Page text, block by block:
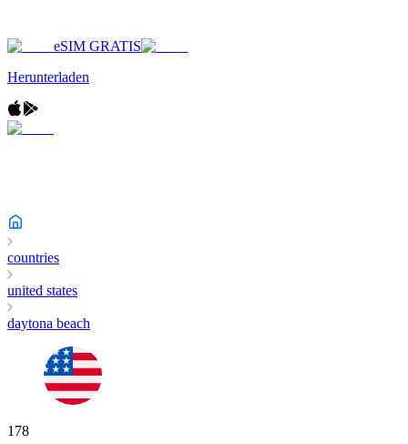
eSIM GRATIS
Herunterladen
countries
united states
daytona beach
178